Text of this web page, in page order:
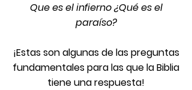
Que es el infierno ¿Qué es el
paraíso?
¡Estas son algunas de las preguntas
fundamentales para las que la Biblia
tiene una respuesta!